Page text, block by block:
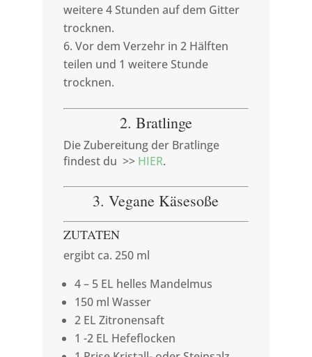
weitere 4 Stunden auf dem Gitter
trocknen.
Vor dem Verzehr in 2 Hälften
teilen und 1 weitere Stunde
trocknen.
2. Bratlinge
Die Zubereitung der Bratlinge
findest du >> HIER.
3. Vegane Käsesoße
ZUTATEN
ergibt ca. 250 ml
4 – 5 EL helles Mandelmus
150 ml Wasser
2 EL Zitronensaft
1 -2 EL Hefeflocken